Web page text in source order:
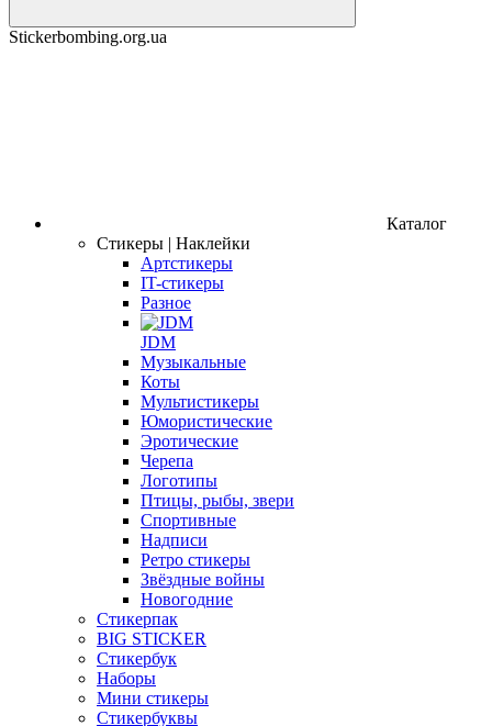
Stickerbombing.org.ua
Каталог
Стикеры | Наклейки
Артстикеры
IT-стикеры
Разное
JDM
Музыкальные
Коты
Мультистикеры
Юмористические
Эротические
Черепа
Логотипы
Птицы, рыбы, звери
Спортивные
Надписи
Ретро стикеры
Звёздные войны
Новогодние
Стикерпак
BIG STICKER
Стикербук
Наборы
Мини стикеры
Стикербуквы